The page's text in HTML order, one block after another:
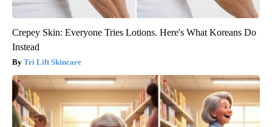
Crepey Skin: Everyone Tries Lotions. Here's What Koreans Do
Instead
Tri Lift Skincare